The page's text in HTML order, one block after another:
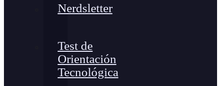
Nerdsletter
Test de
Orientación
Tecnológica